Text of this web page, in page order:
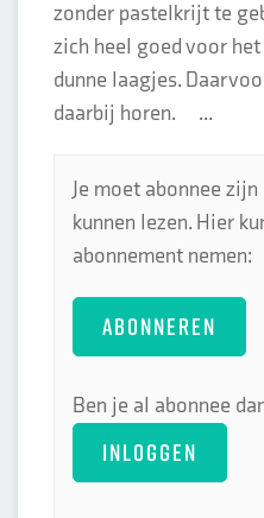
zonder pastelkrijt te
zich heel goed voor
dunne laagjes.
daarbij horen. ...
Je moet abonnee
kunnen lezen. Hier
abonnement nemen:
ABONNEREN
Ben je al abonnee
INLOGGEN